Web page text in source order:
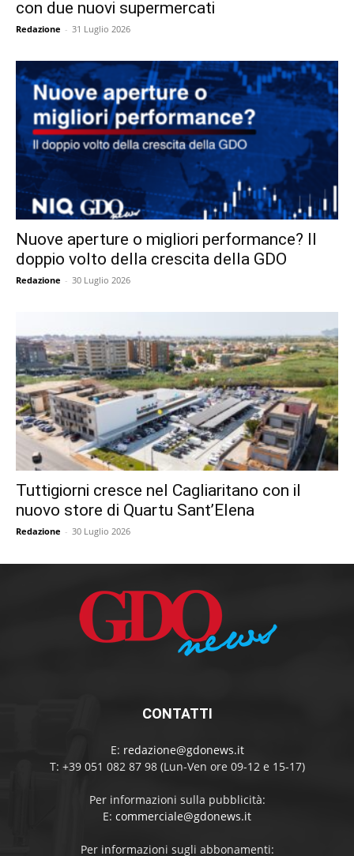
con due nuovi supermercati
Redazione - 31 Luglio 2026
Nuove aperture o migliori performance? Il
doppio volto della crescita della GDO
Redazione - 30 Luglio 2026
Tuttigiorni cresce nel Cagliaritano con il
nuovo store di Quartu Sant’Elena
Redazione - 30 Luglio 2026
CONTATTI
E: redazione@gdonews.it
T: +39 051 082 87 98 (Lun-Ven ore 09-12 e 15-17)
Per informazioni sulla pubblicità:
E: commerciale@gdonews.it
Per informazioni sugli abbonamenti: